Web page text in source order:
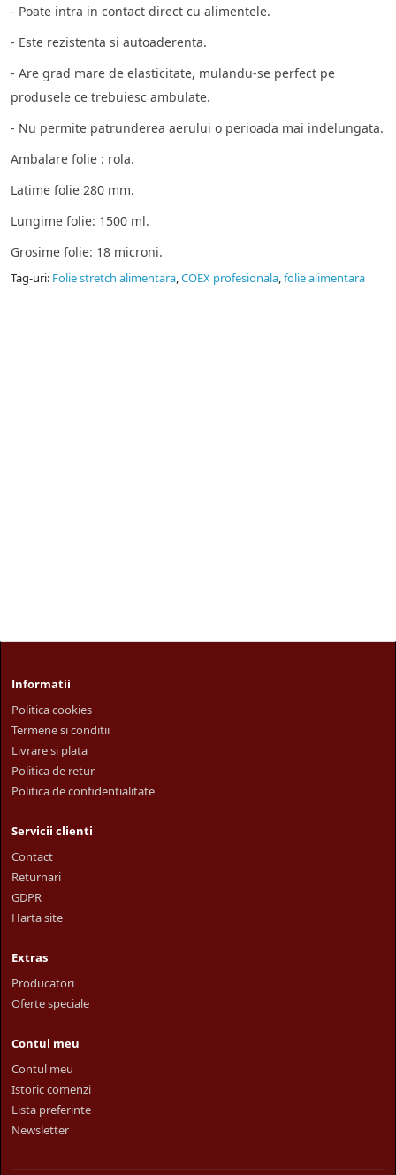
- Poate intra in contact direct cu alimentele.
- Este rezistenta si autoaderenta.
- Are grad mare de elasticitate, mulandu-se perfect pe
produsele ce trebuiesc ambulate.
- Nu permite patrunderea aerului o perioada mai indelungata.
Ambalare folie : rola.
Latime folie 280 mm.
Lungime folie: 1500 ml.
Grosime folie: 18 microni.
Tag-uri: Folie stretch alimentara,COEX profesionala,folie alimentara
Informatii
Politica cookies
Termene si conditii
Livrare si plata
Politica de retur
Politica de confidentialitate
Servicii clienti
Contact
Returnari
GDPR
Harta site
Extras
Producatori
Oferte speciale
Contul meu
Contul meu
Istoric comenzi
Lista preferinte
Newsletter